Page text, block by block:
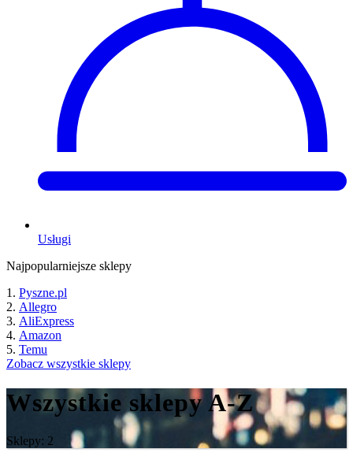
Usługi
Najpopularniejsze sklepy
Pyszne.pl
Allegro
AliExpress
Amazon
Temu
Zobacz wszystkie sklepy
Wszystkie sklepy A-Z
Sklepy: 2